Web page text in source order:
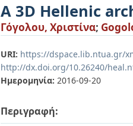
A 3D Hellenic
Γόγολου, Χριστίνα;
URI: https://dspace.lib.ntua.gr/
http://dx.doi.org/10.26240/
Ημερομηνία: 2016-09-20
Περιγραφή: